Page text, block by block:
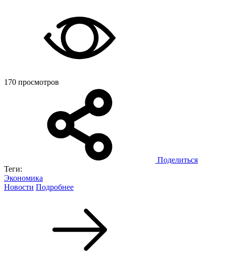
170 просмотров
Поделиться
Теги:
Экономика
Новости Подробнее